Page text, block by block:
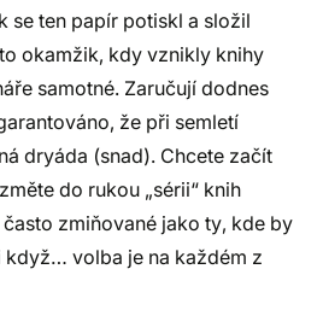
se ten papír potiskl a složil
okamžik, kdy vznikly knihy
samotné. Zaručují dodnes
že při semletí
dryáda (snad). Chcete začít
do rukou „sérii“ knih
zmiňované jako ty, kde by
když… volba je na každém z